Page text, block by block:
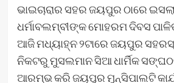
ଭାଇଚାରାର ସହର ଜୟପୁର ଠାରେ
ଧର୍ମାବଲମ୍ବୀଙ୍କ ମୋହରମ ଦିବସ
ଆଜି ମଧ୍ୟାହ୍ନ ୨ଟାରେ ଜୟପୁର
ନିକଟରୁ ମୁସଲମାନ ସିଆ ଧାର୍ମିକ
ଆରମ୍ଭ କରି ଜୟପୁର ମୁନ୍ସିପାଲଟି